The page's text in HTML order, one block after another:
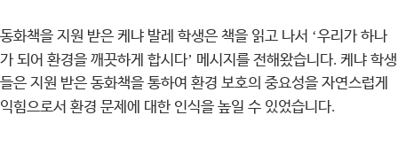
동화책을 지원 받은 케냐 발레 학생은 책을 읽고 나서 ‘우리가 하나
가 되어 환경을 깨끗하게 합시다’ 메시지를 전해왔습니다. 케냐 학생
들은 지원 받은 동화책을 통하여 환경 보호의 중요성을 자연스럽게
익힘으로서 환경 문제에 대한 인식을 높일 수 있었습니다.